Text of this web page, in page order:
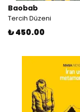
Baobab
Tercih Düzeni
₺ 450.00